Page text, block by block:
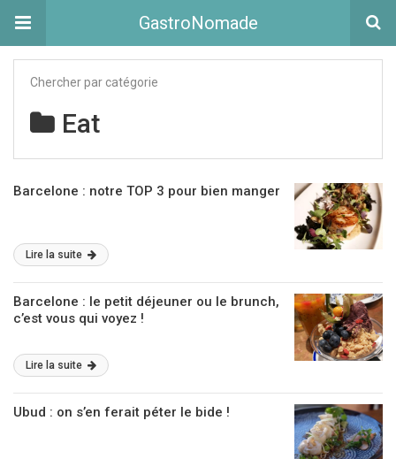
GastroNomade
Chercher par catégorie
Eat
Barcelone : notre TOP 3 pour bien manger
Lire la suite
Barcelone : le petit déjeuner ou le brunch,
c’est vous qui voyez !
Lire la suite
Ubud : on s’en ferait péter le bide !